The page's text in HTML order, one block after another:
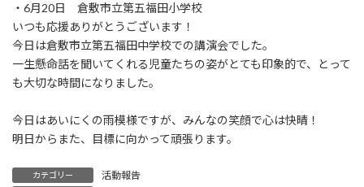
・6月20日 倉敷市立第五福田小学校
いつも応援ありがとうございます！
今日は倉敷市立第五福田中学校での講演会でした。
一生懸命話を聞いてくれる児童たちの姿がとても印象的で、とって
も大切な時間になりました。
今日はあいにくの雨模様ですが、みんなの笑顔で心は快晴！
明日からまた、目標に向かって頑張ります。
カテゴリー 活動報告